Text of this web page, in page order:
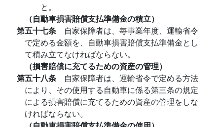
と。
（自動車損害賠償支払準備金の積立）
第五十七条 自家保障者は、毎事業年度、運輸省令
で定める金額を、自動車損害賠償支払準備金とし
て積み立てなければならない。
（損害賠償に充てるための資産の管理）
第五十八条 自家保障者は、運輸省令で定める方法
により、その使用する自動車に係る第三条の規定
による損害賠償に充てるための資産の管理をしな
ければならない。